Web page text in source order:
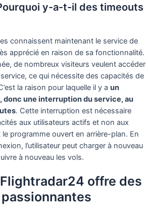
y-a-t-il des timeouts
connaissent maintenant le service de
apprécié en raison de sa fonctionnalité.
de nombreux visiteurs veulent accéder
ce qui nécessite des capacités de
la raison pour laquelle il y a un
donc une interruption du service, au
. Cette interruption est nécessaire
aux utilisateurs actifs et non aux
programme ouvert en arrière-plan. En
l’utilisateur peut charger à nouveau
à nouveau les vols.
offre des